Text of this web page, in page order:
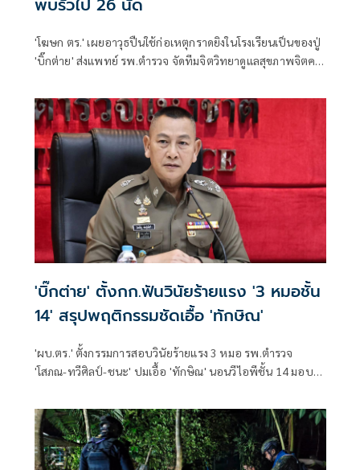
พบรัวไป 26 นัด
'โฆษก ตร.' เผยอาวุธปืนใช้ก่อเหตุกราดยิงในโรงเรียนเป็นของปู่
'บิ๊กต่าย' ส่งแพทย์ รพ.ตำรวจ จัดทีมจิตวิทยาดูแลสุขภาพจิตครู
'บิ๊กต่าย' ตั้งกก.ฟันวินัยร้ายแรง '3 หมอชั้น
14' สรุปพฤติกรรมชัดเอื้อ 'ทักษิณ'
'ผบ.ตร.' ตั้งกรรมการสอบวินัยร้ายแรง 3 หมอ รพ.ตำรวจ
'โสภณ-ทวีศิลป์-ชนะ' ปมเอื้อ 'ทักษิณ' นอนวีไอพีชั้น 14 มอบ